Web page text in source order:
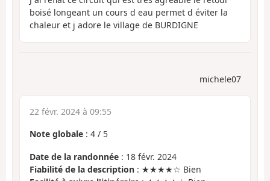
boisé longeant un cours d eau permet d éviter la
chaleur et j adore le village de BURDIGNE
michele07
22 févr. 2024 à 09:55
Note globale : 4 / 5
Date de la randonnée : 18 févr. 2024
Fiabilité de la description : ★★★★☆ Bien